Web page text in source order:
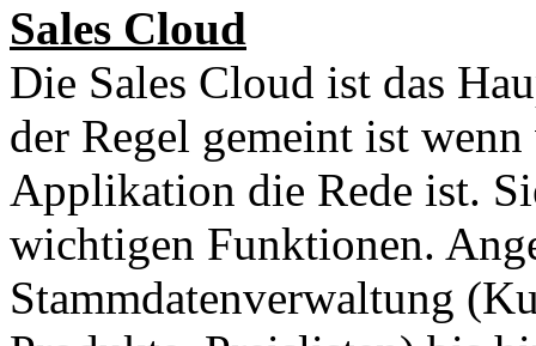
Sales Cloud
Die Sales Cloud ist das
der Regel gemeint ist
Applikation die Rede ist.
wichtigen Funktionen.
Stammdatenverwaltung